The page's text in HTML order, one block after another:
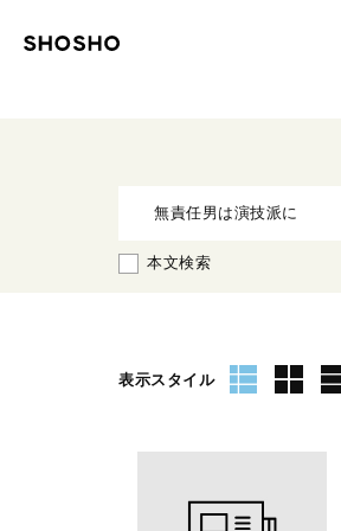
本文検索
表示スタイル